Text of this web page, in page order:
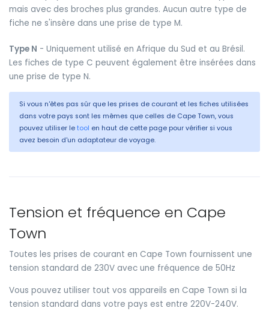
mais avec des broches plus grandes. Aucun autre type de
fiche ne s'insère dans une prise de type M.
Type N - Uniquement utilisé en Afrique du Sud et au Brésil.
Les fiches de type C peuvent également être insérées dans
une prise de type N.
Si vous n'êtes pas sûr que les prises de courant et les fiches utilisées
dans votre pays sont les mêmes que celles de Cape Town, vous
pouvez utiliser le tool en haut de cette page pour vérifier si vous
avez besoin d'un adaptateur de voyage.
Tension et fréquence en Cape
Town
Toutes les prises de courant en Cape Town fournissent une
tension standard de 230V avec une fréquence de 50Hz
Vous pouvez utiliser tout vos appareils en Cape Town si la
tension standard dans votre pays est entre 220V-240V.